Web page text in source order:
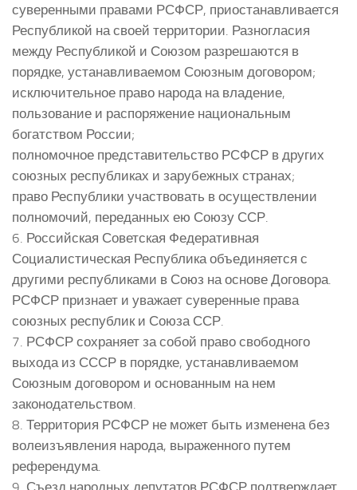
суверенными правами РСФСР, приостанавливается
Республикой на своей территории. Разногласия
между Республикой и Союзом разрешаются в
порядке, устанавливаемом Союзным договором;
исключительное право народа на владение,
пользование и распоряжение национальным
богатством России;
полномочное представительство РСФСР в других
союзных республиках и зарубежных странах;
право Республики участвовать в осуществлении
полномочий, переданных ею Союзу ССР.
6. Российская Советская Федеративная
Социалистическая Республика объединяется с
другими республиками в Союз на основе Договора.
РСФСР признает и уважает суверенные права
союзных республик и Союза ССР.
7. РСФСР сохраняет за собой право свободного
выхода из СССР в порядке, устанавливаемом
Союзным договором и основанным на нем
законодательством.
8. Территория РСФСР не может быть изменена без
волеизъявления народа, выраженного путем
референдума.
9. Съезд народных депутатов РСФСР подтверждает